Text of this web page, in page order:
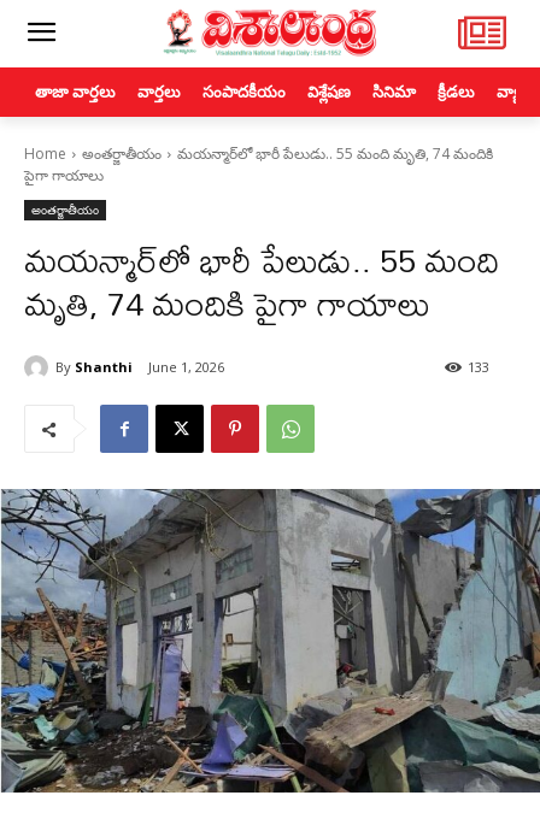
తాజా వార్తలు వార్తలు సంపాదకీయం విశ్లేషణ సినిమా క్రీడలు
Home అంతర్జాతీయం
మయన్మార్‌లో భారీ పేలుడు.. 55 మంది మృతి, 74 మందికి
పైగా గాయాలు
అంతర్జాతీయం
మయన్మార్‌లో భారీ పేలుడు.. 55 మంది
మృతి, 74 మందికి పైగా గాయాలు
By Shanthi June 1, 2026 133